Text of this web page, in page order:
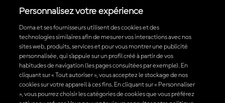
Politique d’achat
Télécharger l'appli officielle du MotoGP™
© 2026 MotoGP Sports Entertainment Group. Tous droits réservés.
Personnalisez votre expérience
Dorna et ses fournisseurs utilisent des cookies et des
technologies similaires afin de mesurer vos interactions avec nos
sites web, produits, services et pour vous montrer une publicité
personnalisée, qui s’appuie sur un profil créé à partir de vos
habitudes de navigation (les pages consultées par exemple). En
cliquant sur « Tout autoriser », vous acceptez le stockage de nos
cookies sur votre appareil à ces fins. En cliquant sur « Personnaliser
», vous pourrez choisir les catégories de cookies que vous préférez